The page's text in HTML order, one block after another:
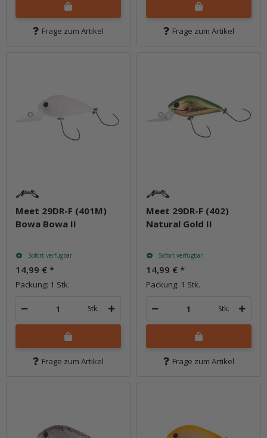
Frage zum Artikel Frage zum Artikel
Meet 29DR-F (401M)
Bowa Bowa II
Sofort verfügbar
14,99 € *
Packung: 1 Stk.
Stk.
Frage zum Artikel
Meet 29DR-F (402)
Natural Gold II
Sofort verfügbar
14,99 € *
Packung: 1 Stk.
Stk.
Frage zum Artikel